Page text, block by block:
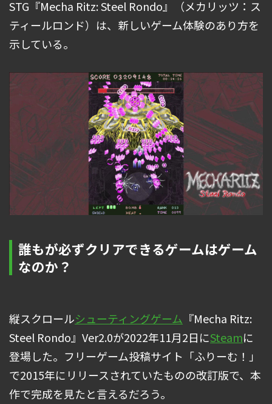
STG『Mecha Ritz: Steel Rondo』（メカリッツ：ス
ティールロンド）は、新しいゲーム体験のあり方を
示している。
誰もが必ずクリアできるゲームはゲーム
なのか？
縦スクロールシューティングゲーム 『Mecha Ritz:
Steel Rondo』Ver2.0が2022年11月2日にSteamに
登場した。フリーゲーム投稿サイト「ふりーむ！」
で2015年にリリースされていたものの改訂版で、本
作で完成を見たと言えるだろう。